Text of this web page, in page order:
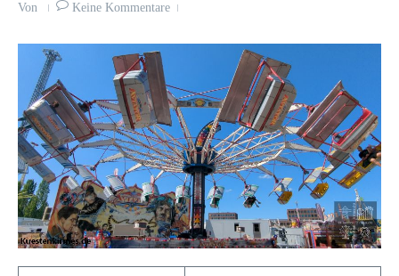
Von Keine Kommentare